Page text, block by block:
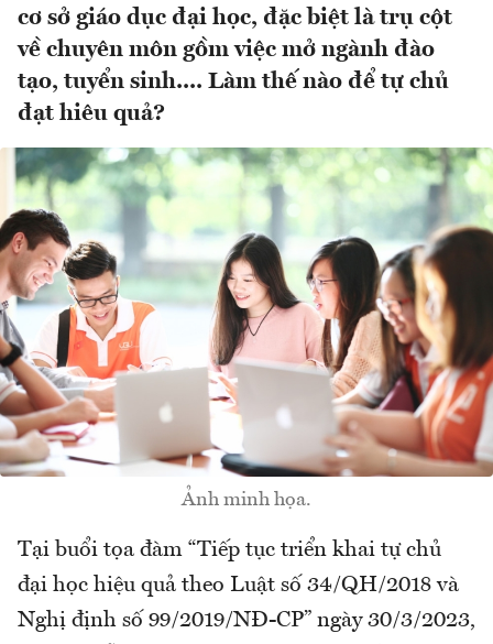
cơ sở giáo dục đại học, đặc biệt là trụ cột
về chuyên môn gồm việc mở ngành đào
tạo, tuyển sinh.... Làm thế nào để tự chủ
đạt hiêu quả?
Ảnh minh họa.
Tại buổi tọa đàm “Tiếp tục triển khai tự chủ
đại học hiệu quả theo Luật số 34/QH/2018 và
Nghị định số 99/2019/NĐ-CP” ngày 30/3/2023,